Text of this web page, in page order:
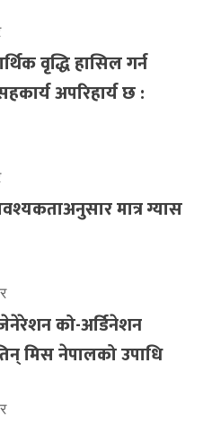
वृद्धि हासिल गर्न
अपरिहार्य छ :
मात्र ग्यास
को-अर्डिनेशन
मिस नेपालको उपाधि